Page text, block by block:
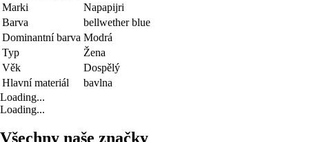
Marki
Napapijri
Barva
bellwether blue
Dominantní barva Modrá
Typ
Žena
Věk
Dospělý
Hlavní materiál
bavlna
Loading...
Loading...
Všechny naše značky